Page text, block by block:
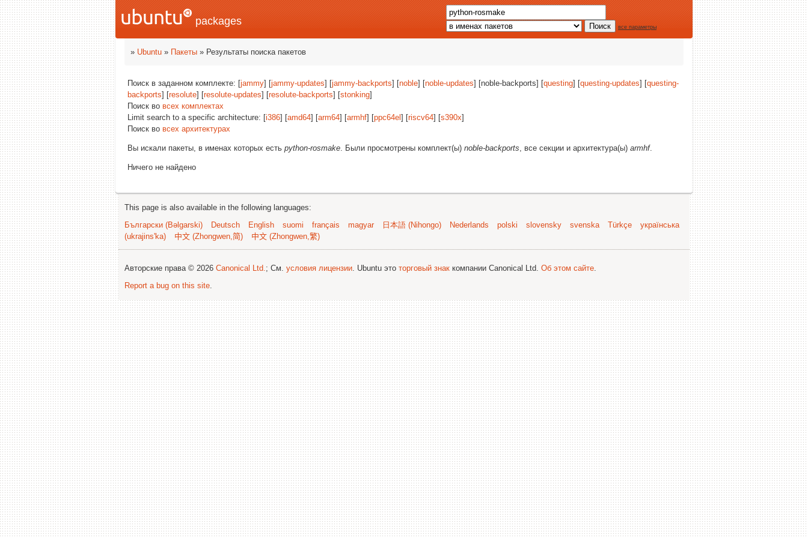
packages все параметры
» Ubuntu » Пакеты » Результаты поиска пакетов
Поиск в заданном комплекте: [jammy] [jammy-updates] [jammy-backports] [noble] [noble-updates] [noble-backports] [questing] [questing-updates] [questing-
backports] [resolute] [resolute-updates] [resolute-backports] [stonking]
Поиск во всех комплектах
Limit search to a specific architecture: [i386] [amd64] [arm64] [armhf] [ppc64el ] [riscv64] [s390x]
Поиск во всех архитектурах
Вы искали пакеты, в именах которых есть python-rosmake. Были просмотрены комплект(ы) noble-backports, все секции и архитектура(ы) armhf.
Ничего не найдено
This page is also available in the following languages:
Български (Bəlgarski)
Deutsch English suomi français magyar 日本語 (Nihongo) Nederlands polski slovensky svenska Türkçe
українська
(ukrajins'ka)
中文 (Zhongwen,简) 中文 (Zhongwen,繁)
Авторские права © 2026 Canonical Ltd.; См. условия лицензии. Ubuntu это торговый знак компании Canonical Ltd. Об этом сайте.
Report a bug on this site.